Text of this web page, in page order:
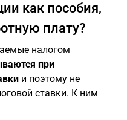
как пособия,
плату?
налогом
при
и поэтому не
ставки. К ним